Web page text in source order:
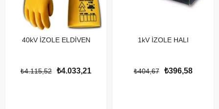
40kV İZOLE ELDİVEN
₺4.033,21
₺4.115,52
1kV İZOLE HALI
₺396,58
₺404,67